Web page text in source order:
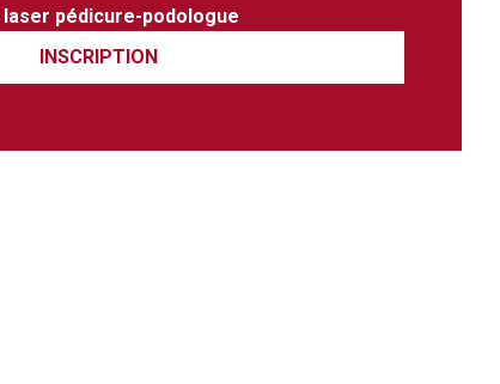
pédicure-podologue
INSCRIPTION